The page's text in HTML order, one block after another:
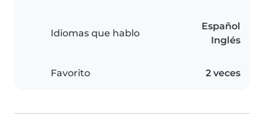
Idiomas que hablo
Español
Inglés
Favorito 2 veces